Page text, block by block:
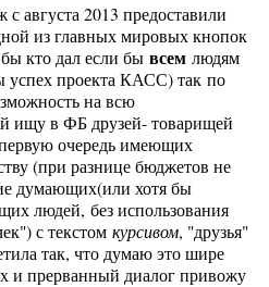
с августа 2013 предоставили
из главных мировых кнопок
кто дал если бы всем людям
успех проекта КАСС) так по
на всю
ищу в ФБ друзей- товарищей
очередь имеющих
(при разнице бюджетов не
думающих(или хотя бы
людей, без использования
с текстом курсивом, "друзья"
так, что думаю это шире
и прерванный диалог привожу